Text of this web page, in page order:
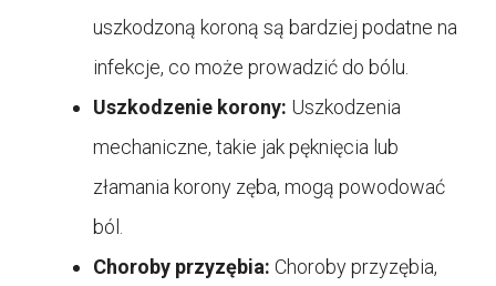
uszkodzoną koroną są bardziej podatne na
infekcje, co może prowadzić do bólu.
Uszkodzenie korony: Uszkodzenia
mechaniczne, takie jak pęknięcia lub
złamania korony zęba, mogą powodować
ból.
Choroby przyzębia: Choroby przyzębia,